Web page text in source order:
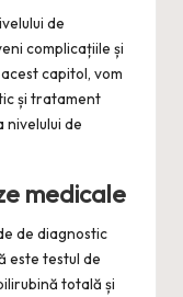
de
complicațiile și
capitol, vom
și tratament
de
medicale
de diagnostic
este testul de
totală și